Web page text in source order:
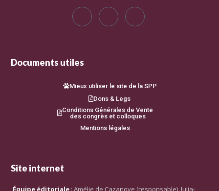
Documents utiles
Mieux utiliser le site de la SPP
Dons & Legs
Conditions Générales de Vente
des congrès et colloques
Mentions légales
Site internet
Équipe éditoriale : Amélie de Cazanove (responsable), Julia-